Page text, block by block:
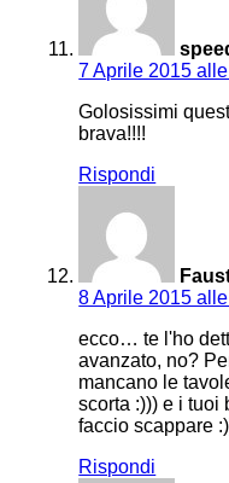
7 Aprile 2015
Golosissimi
brava!!!!
Rispondi
8 Aprile 2015
ecco… te l'ho
avanzato, no?
mancano le
scorta :))) e i tuoi
faccio scappare
Rispondi